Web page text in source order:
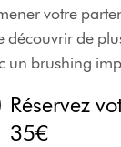
votre
découvrir de
un brushing
Réservez
35€